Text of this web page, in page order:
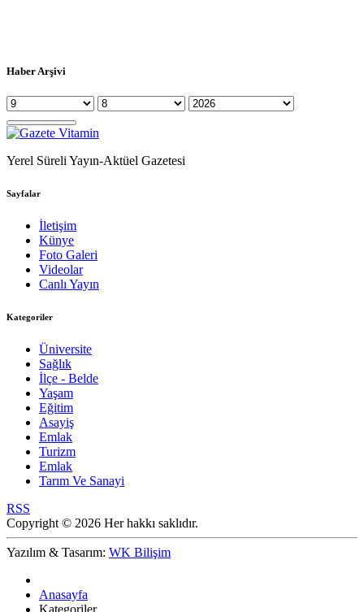
Haber Arşivi
Yerel Süreli Yayın-Aktüel Gazetesi
Sayfalar
İletişim
Künye
Foto Galeri
Videolar
Canlı Yayın
Kategoriler
Üniversite
Sağlık
İlçe - Belde
Yaşam
Eğitim
Asayiş
Emlak
Turizm
Emlak
Tarım Ve Sanayi
RSS
Copyright © 2026 Her hakkı saklıdır.
Yazılım & Tasarım: WK Bilişim
Anasayfa